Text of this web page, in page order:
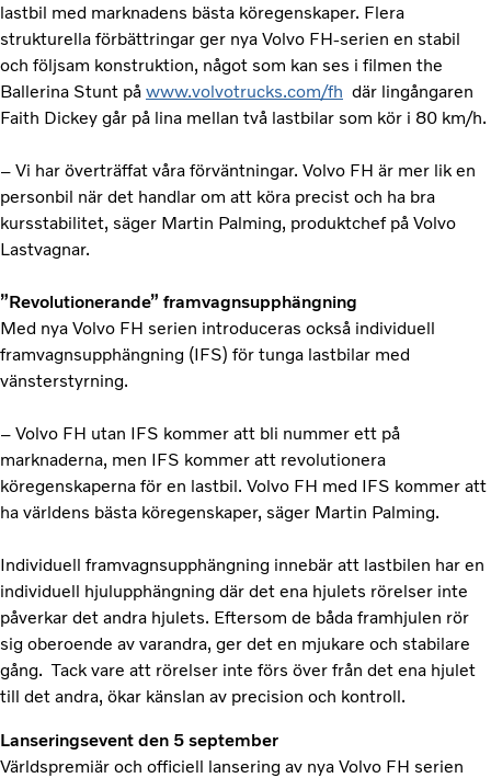
lastbil med marknadens bästa köregenskaper. Flera
strukturella förbättringar ger nya Volvo FH-serien en stabil
och följsam konstruktion, något som kan ses i filmen the
Ballerina Stunt på www.volvotrucks.com/fh där lingångaren
Faith Dickey går på lina mellan två lastbilar som kör i 80 km/h.
– Vi har överträffat våra förväntningar. Volvo FH är mer lik en
personbil när det handlar om att köra precist och ha bra
kursstabilitet, säger Martin Palming, produktchef på Volvo
Lastvagnar.
”Revolutionerande” framvagnsupphängning
Med nya Volvo FH serien introduceras också individuell
framvagnsupphängning (IFS) för tunga lastbilar med
vänsterstyrning.
– Volvo FH utan IFS kommer att bli nummer ett på
marknaderna, men IFS kommer att revolutionera
köregenskaperna för en lastbil. Volvo FH med IFS kommer att
ha världens bästa köregenskaper, säger Martin Palming.
Individuell framvagnsupphängning innebär att lastbilen har en
individuell hjulupphängning där det ena hjulets rörelser inte
påverkar det andra hjulets. Eftersom de båda framhjulen rör
sig oberoende av varandra, ger det en mjukare och stabilare
gång. Tack vare att rörelser inte förs över från det ena hjulet
till det andra, ökar känslan av precision och kontroll.
Lanseringsevent den 5 september
Världspremiär och officiell lansering av nya Volvo FH serien